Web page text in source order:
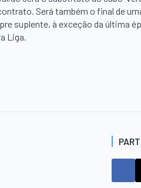
Será também o final de
suplente, à exceção da última
Liga.